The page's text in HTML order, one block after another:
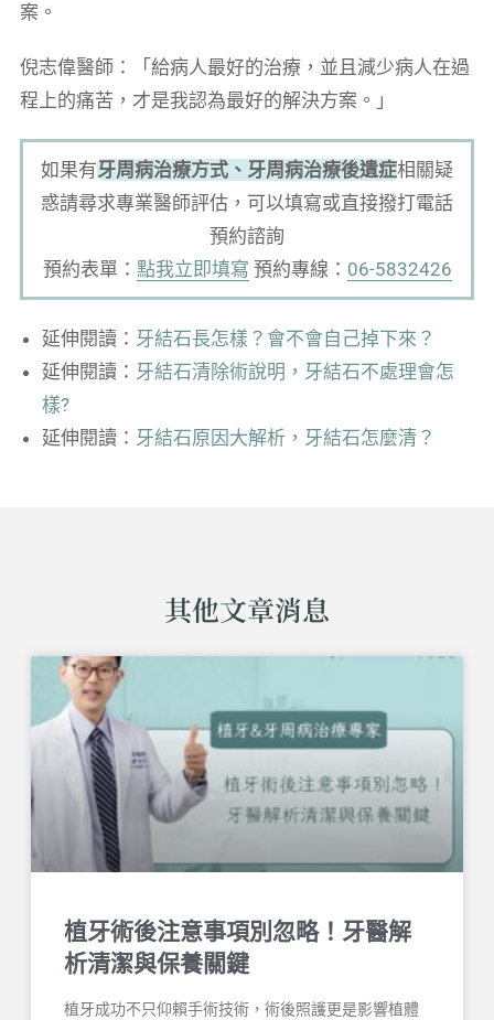
案。
倪志偉醫師：「給病人最好的治療，並且減少病人在過
程上的痛苦，才是我認為最好的解決方案。」
如果有牙周病治療方式、牙周病治療後遺症相關疑
惑請尋求專業醫師評估，可以填寫或直接撥打電話
預約諮詢
預約表單： 點我立即填寫 預約專線： 06-5832426
延伸閱讀： 牙結石長怎樣？會不會自己掉下來？
延伸閱讀： 牙結石清除術說明，牙結石不處理會怎
樣?
延伸閱讀： 牙結石原因大解析，牙結石怎麼清？
其他文章消息
植牙術後注意事項別忽略！牙醫解
析清潔與保養關鍵
植牙成功不只仰賴手術技術，術後照護更是影響植體